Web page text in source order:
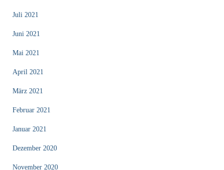
Juli 2021
Juni 2021
Mai 2021
April 2021
März 2021
Februar 2021
Januar 2021
Dezember 2020
November 2020